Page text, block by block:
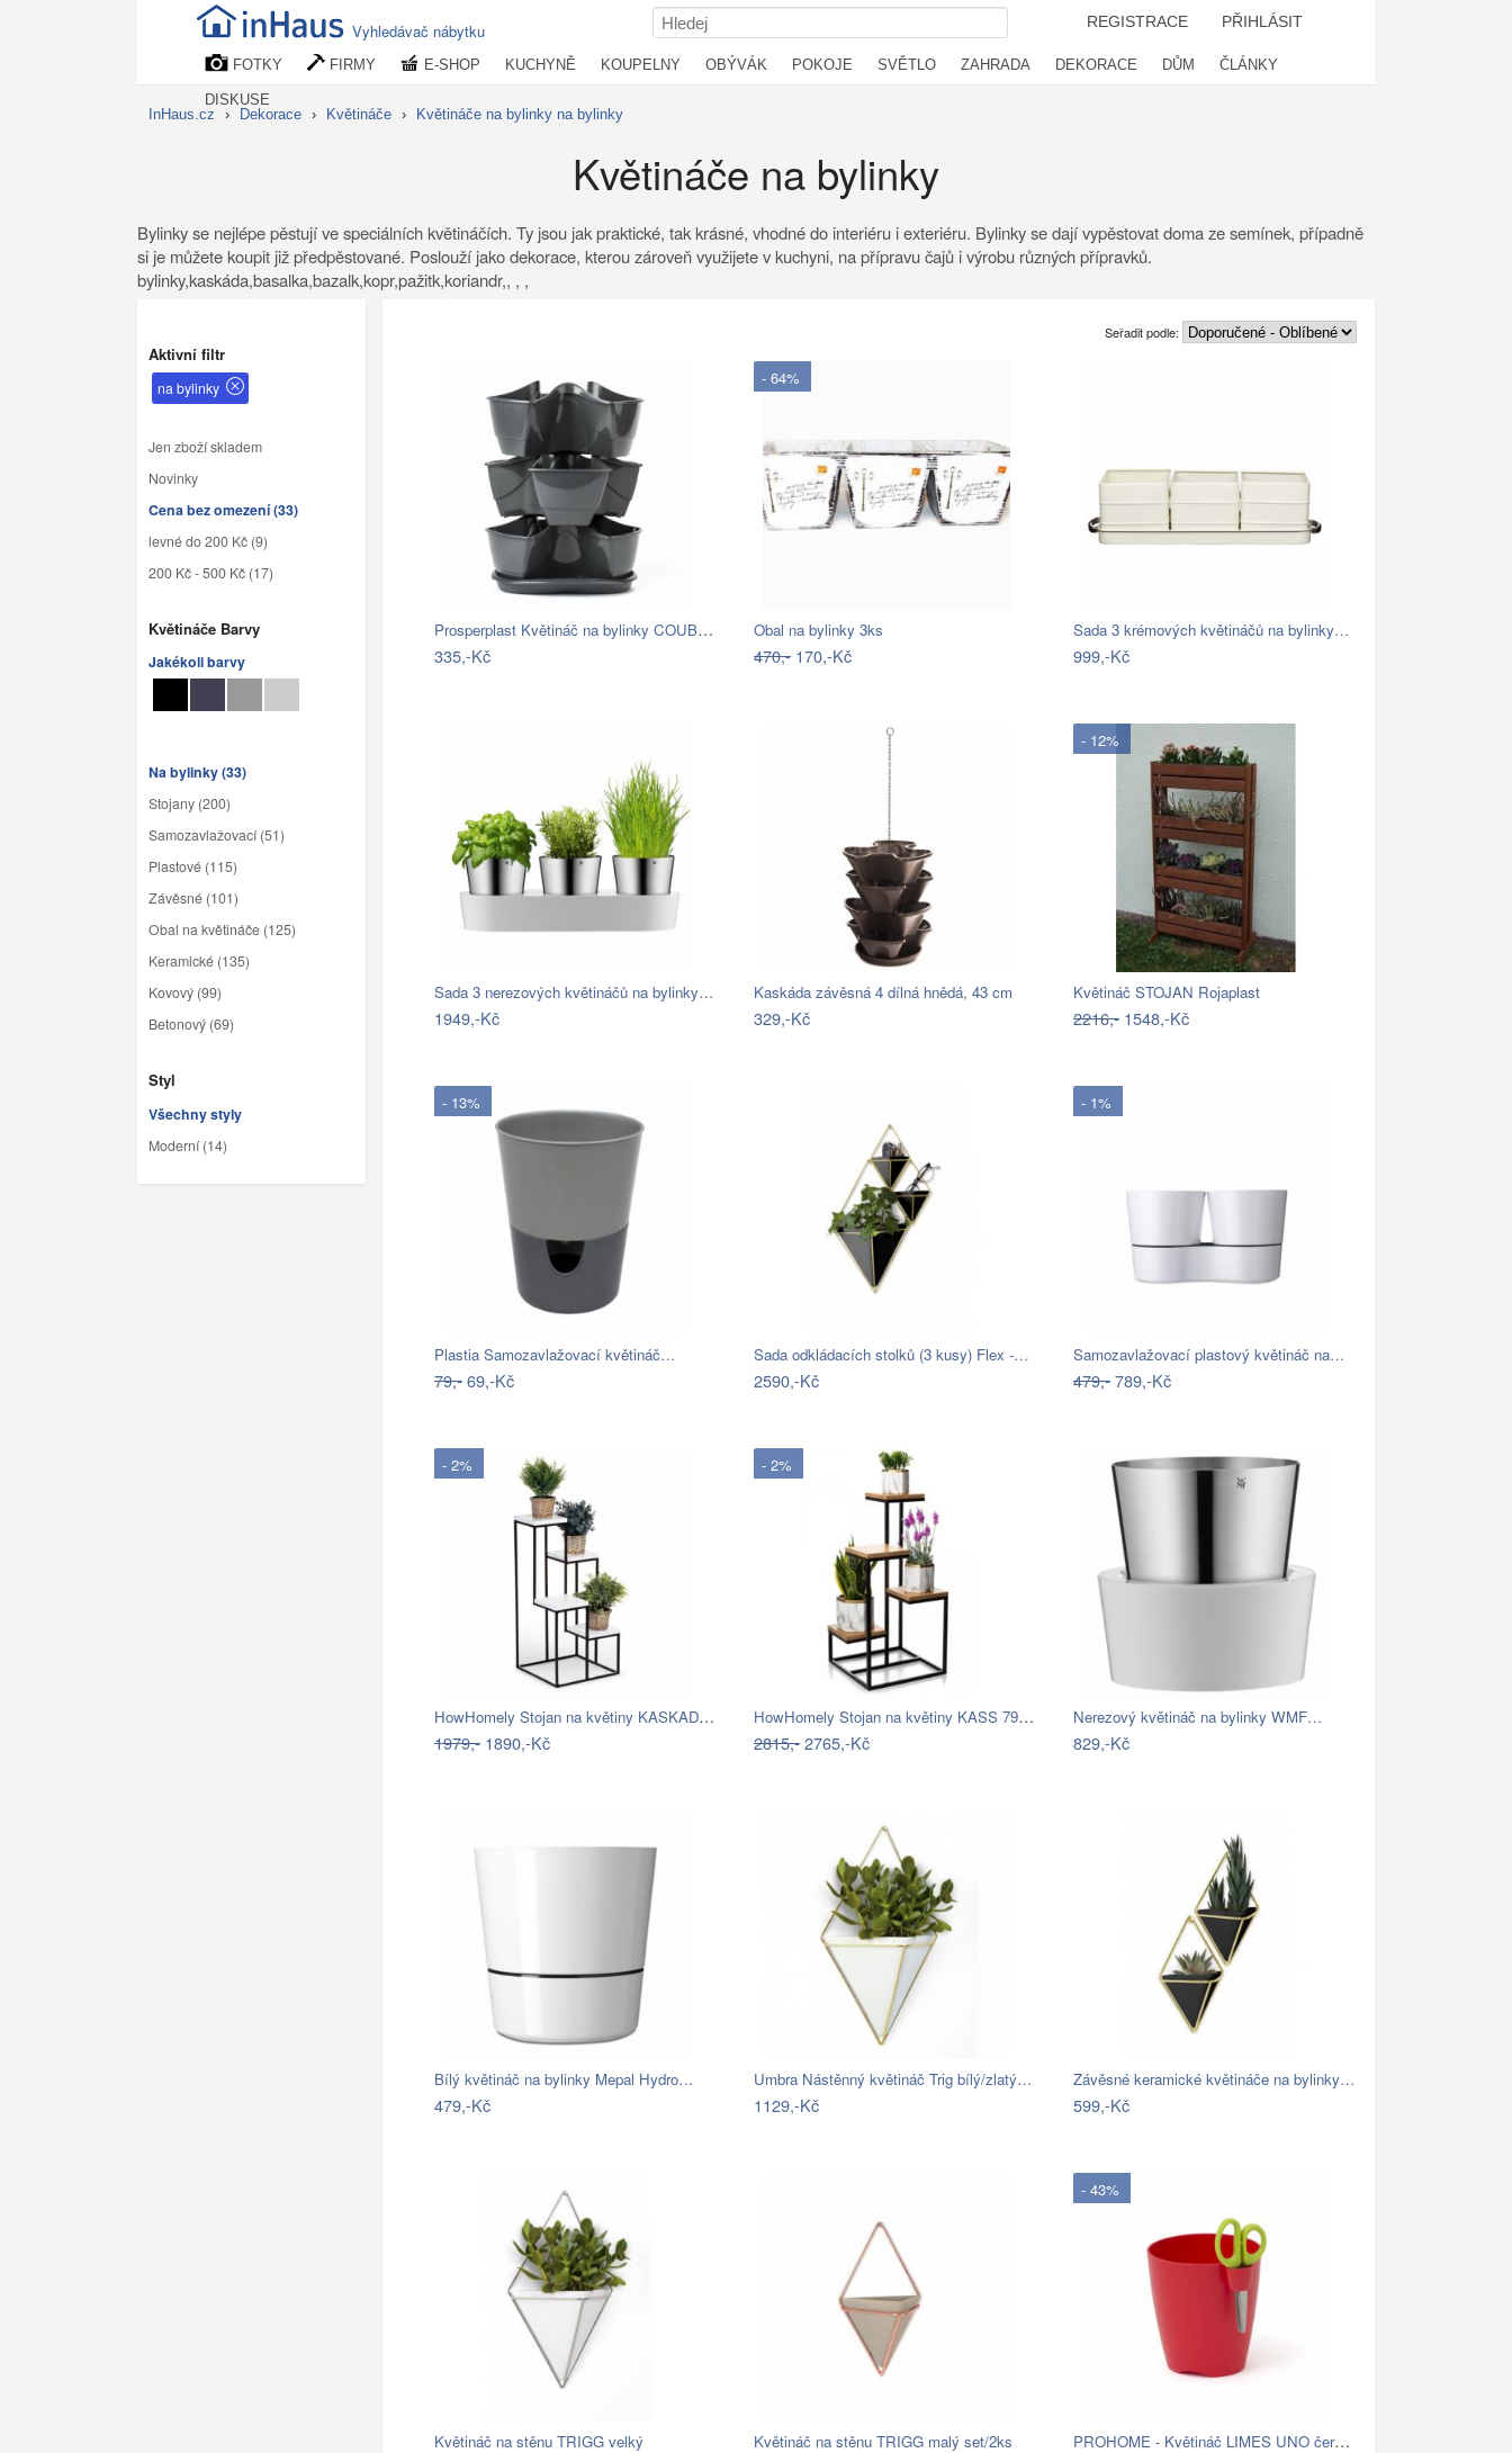
Vyhledávač nábytku REGISTRACE PŘIHLÁSIT
FOTKY FIRMY E-SHOP KUCHYNĚ KOUPELNY OBÝVÁK POKOJE SVĚTLO ZAHRADA DEKORACE DŮM ČLÁNKY
DISKUSE
InHaus.cz
› Dekorace › Květináče › Květináče na bylinky na bylinky
Květináče na bylinky
Bylinky se nejlépe pěstují ve speciálních květináčích. Ty jsou jak praktické, tak krásné, vhodné do interiéru i exteriéru. Bylinky se dají vypěstovat doma ze semínek, případně
si je můžete koupit již předpěstované. Poslouží jako dekorace, kterou zároveň využijete v kuchyni, na přípravu čajů i výrobu různých přípravků.
bylinky,kaskáda,basalka,bazalk,kopr,pažitk,koriandr,, , ,
Aktivní filtr
na bylinky
Jen zboží skladem
Novinky
Cena bez omezení (33)
levné do 200 Kč (9)
200 Kč - 500 Kč (17)
Květináče Barvy
Jakékoli barvy
Na bylinky (33)
Stojany (200)
Samozavlažovací (51)
Plastové (115)
Závěsné (101)
Obal na květináče (125)
Keramické (135)
Kovový (99)
Betonový (69)
Styl
Všechny styly
Moderní (14)
Seřadit podle:
Prosperplast Květináč na bylinky COUBI…
335,-Kč
- 64%
Obal na bylinky 3ks
470,- 170,-Kč
Sada 3 krémových květináčů na bylinky…
999,-Kč
Sada 3 nerezových květináčů na bylinky…
1949,-Kč
Kaskáda závěsná 4 dílná hnědá, 43 cm
329,-Kč
- 12%
Květináč STOJAN Rojaplast
2216,- 1548,-Kč
- 13%
Plastia Samozavlažovací květináč…
79,-69,-Kč
Sada odkládacích stolků (3 kusy) Flex -…
2590,-Kč
- 1%
Samozavlažovací plastový květináč na…
479,-789,-Kč
- 2%
HowHomely Stojan na květiny KASKADA…
1979,- 1890,-Kč
- 2%
HowHomely Stojan na květiny KASS 79 cm…
2815,-2765,-Kč
Nerezový květináč na bylinky WMF…
829,-Kč
Bílý květináč na bylinky Mepal Hydro…
479,-Kč
Umbra Nástěnný květináč Trig bílý/zlatý…
1129,-Kč
Závěsné keramické květináče na bylinky…
599,-Kč
Květináč na stěnu TRIGG velký Květináč na stěnu TRIGG malý set/2ks
- 43%
PROHOME - Květináč LIMES UNO červený…